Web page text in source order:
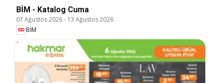
BİM - Katalog Cuma
07 Ağustos 2026- 13 Ağustos 2026
BİM